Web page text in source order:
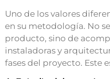
Uno de los valores
en su metodología. No
producto, sino de
instaladoras y
fases del proyecto. Este